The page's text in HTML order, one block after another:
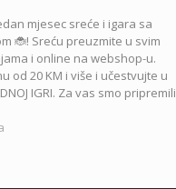
mjesec sreće i igara sa
🐞! Sreću preuzmite u svim
i online na webshop-u.
od 20 KM i više i učestvujte u
IGRI. Za vas smo pripremili